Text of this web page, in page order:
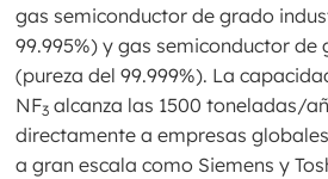
gas semiconductor de grado
99.995%) y gas semiconductor de
(pureza del 99.999%). La
NF3 alcanza las 1500 toneladas/
directamente a empresas
a gran escala como Siemens y